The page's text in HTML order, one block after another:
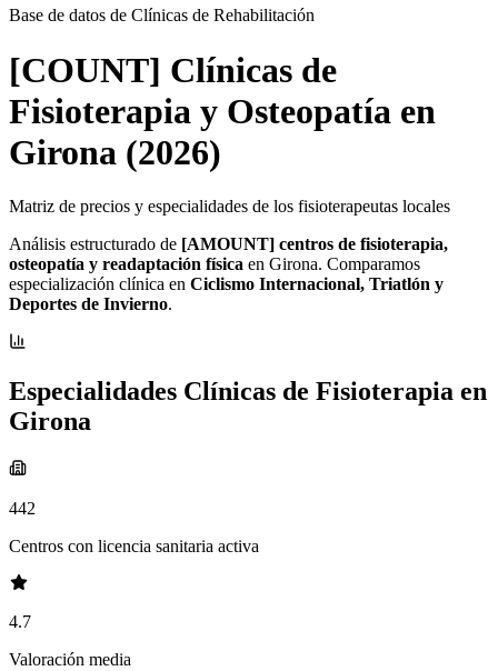
Base de datos de Clínicas de Rehabilitación
[COUNT] Clínicas de
Fisioterapia y Osteopatía en
Girona (2026)
Matriz de precios y especialidades de los fisioterapeutas locales
Análisis estructurado de [AMOUNT] centros de fisioterapia,
osteopatía y readaptación física en Girona. Comparamos
especialización clínica en Ciclismo Internacional, Triatlón y
Deportes de Invierno.
Especialidades Clínicas de Fisioterapia en
Girona
442
Centros con licencia sanitaria activa
4.7
Valoración media